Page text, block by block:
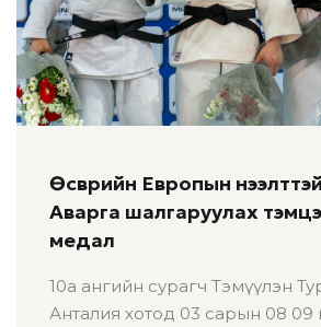
Өсвөрийн Европын
Аварга шалгаруулах
медал
10а ангийн сурагч Тэмүүлэн
Анталия хотод 03 сарын 08